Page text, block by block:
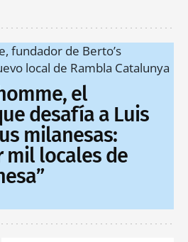
el
desafía a Luis
milanesas:
mil locales de